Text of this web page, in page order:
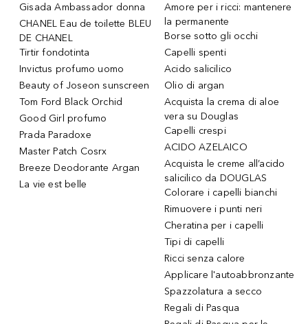
Gisada Ambassador donna
CHANEL Eau de toilette BLEU
DE CHANEL
Tirtir fondotinta
Invictus profumo uomo
Beauty of Joseon sunscreen
Tom Ford Black Orchid
Good Girl profumo
Prada Paradoxe
Master Patch Cosrx
Breeze Deodorante Argan
La vie est belle
Amore per i ricci: mantenere
la permanente
Borse sotto gli occhi
Capelli spenti
Acido salicilico
Olio di argan
Acquista la crema di aloe
vera su Douglas
Capelli crespi
ACIDO AZELAICO
Acquista le creme all’acido
salicilico da DOUGLAS
Colorare i capelli bianchi
Rimuovere i punti neri
Cheratina per i capelli
Tipi di capelli
Ricci senza calore
Applicare l'autoabbronzante
Spazzolatura a secco
Regali di Pasqua